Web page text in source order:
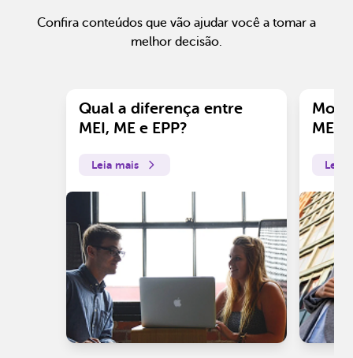
Confira conteúdos que vão ajudar você a tomar a
melhor decisão.
Qual a diferença entre
MEI, ME e EPP?
Leia mais
ME?
Leia